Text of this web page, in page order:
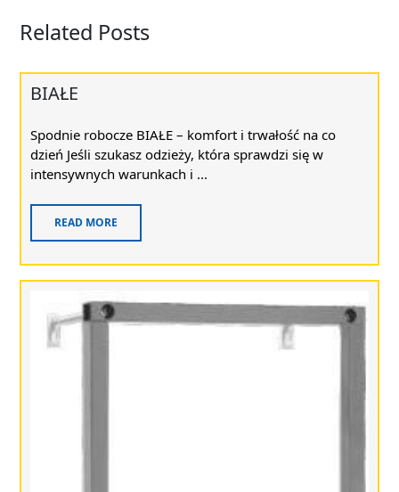
Related Posts
BIAŁE
Spodnie robocze BIAŁE – komfort i trwałość na co
dzień Jeśli szukasz odzieży, która sprawdzi się w
intensywnych warunkach i ...
READ MORE